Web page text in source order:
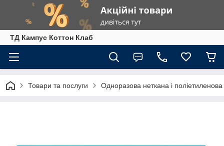
ТД Кампус Коттон Клаб
Товари та послуги Одноразова неткана і